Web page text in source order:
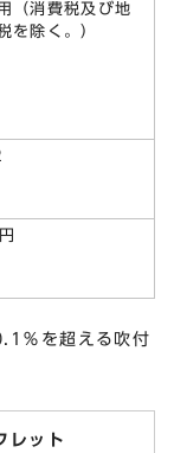
（消費税及び地
を除く。）
％を超える吹付
レット